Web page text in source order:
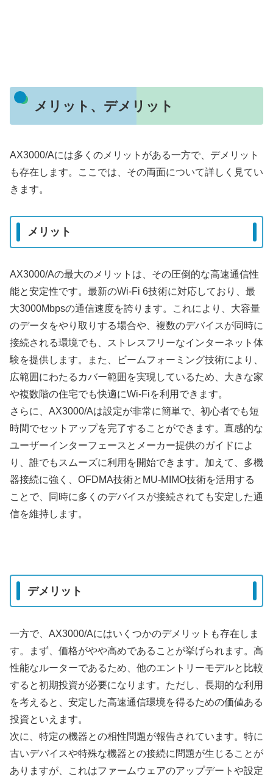
メリット、デメリット
AX3000/Aには多くのメリットがある一方で、デメリット
も存在します。ここでは、その両面について詳しく見てい
きます。
メリット
AX3000/Aの最大のメリットは、その圧倒的な高速通信性
能と安定性です。最新のWi-Fi 6技術に対応しており、最
大3000Mbpsの通信速度を誇ります。これにより、大容量
のデータをやり取りする場合や、複数のデバイスが同時に
接続される環境でも、ストレスフリーなインターネット体
験を提供します。また、ビームフォーミング技術により、
広範囲にわたるカバー範囲を実現しているため、大きな家
や複数階の住宅でも快適にWi-Fiを利用できます。
さらに、AX3000/Aは設定が非常に簡単で、初心者でも短
時間でセットアップを完了することができます。直感的な
ユーザーインターフェースとメーカー提供のガイドによ
り、誰でもスムーズに利用を開始できます。加えて、多機
器接続に強く、OFDMA技術とMU-MIMO技術を活用する
ことで、同時に多くのデバイスが接続されても安定した通
信を維持します。
デメリット
一方で、AX3000/Aにはいくつかのデメリットも存在しま
す。まず、価格がやや高めであることが挙げられます。高
性能なルーターであるため、他のエントリーモデルと比較
すると初期投資が必要になります。ただし、長期的な利用
を考えると、安定した高速通信環境を得るための価値ある
投資といえます。
次に、特定の機器との相性問題が報告されています。特に
古いデバイスや特殊な機器との接続に問題が生じることが
ありますが、これはファームウェアのアップデートや設定